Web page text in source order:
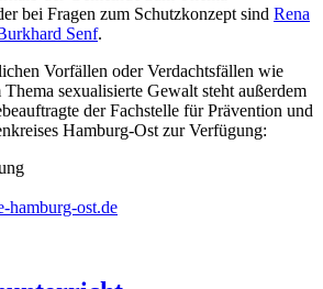
bei Fragen zum Schutzkonzept sind Rena
Senf.
Vorfällen oder Verdachtsfällen wie
sexualisierte Gewalt steht außerdem
der Fachstelle für Prävention und
Hamburg-Ost zur Verfügung:
hamburg-ost.de